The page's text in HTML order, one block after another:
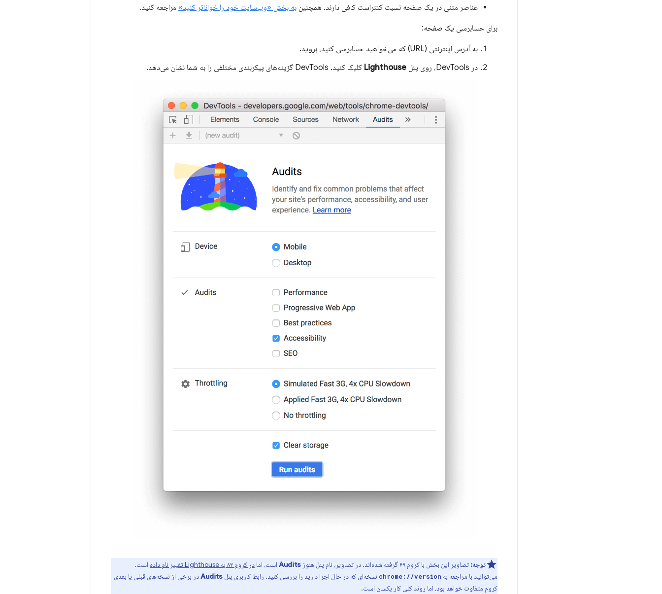
عناصر متنی در یک صفحه نسبت کنتراست کافی دارند. همچنین به بخش «وب‌سایت خود را خواناتر کنید» مراجعه کنید.
برای حسابرسی یک صفحه:
به آدرس اینترنتی (URL) که می‌خواهید حسابرسی کنید، بروید.
در DevTools، روی پنل
Lighthouse کلیک کنید. DevTools گزینه‌های پیکربندی مختلفی را به شما نشان می‌دهد.
توجه: تصاویر این بخش با کروم ۶۹ گرفته شده‌اند. در تصاویر، نام پنل هنوز Audits است، اما در کروم ۸۳ به Lighthouse تغییر نام داده
است.
می‌توانید با مراجعه به chrome://version نسخه‌ای که در حال اجرا دارید را بررسی کنید. رابط کاربری پنل Auditsدر برخی از نسخه‌های قبلی یا بعدی
کروم متفاوت خواهد بود، اما روند کلی کار یکسان است.